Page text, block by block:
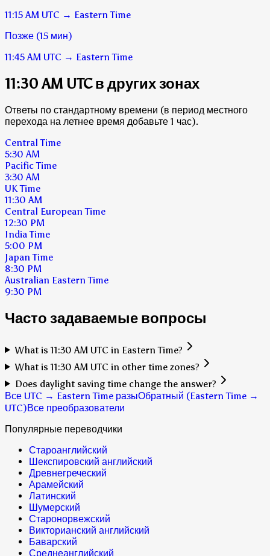
11:15 AM UTC → Eastern Time
Позже (15 мин)
11:45 AM UTC → Eastern Time
11:30 AM UTC в других зонах
Ответы по стандартному времени (в период местного
перехода на летнее время добавьте 1 час).
Central Time
5:30 AM
Pacific Time
3:30 AM
UK Time
11:30 AM
Central European Time
12:30 PM
India Time
5:00 PM
Japan Time
8:30 PM
Australian Eastern Time
9:30 PM
Часто задаваемые вопросы
What is 11:30 AM UTC in Eastern Time?
What is 11:30 AM UTC in other time zones?
Does daylight saving time change the answer?
Все UTC → Eastern Time разыОбратный (Eastern Time →
UTC)Все преобразователи
Популярные переводчики
Староанглийский
Шекспировский английский
Древнегреческий
Арамейский
Латинский
Шумерский
Старонорвежский
Викторианский английский
Баварский
Среднеанглийский